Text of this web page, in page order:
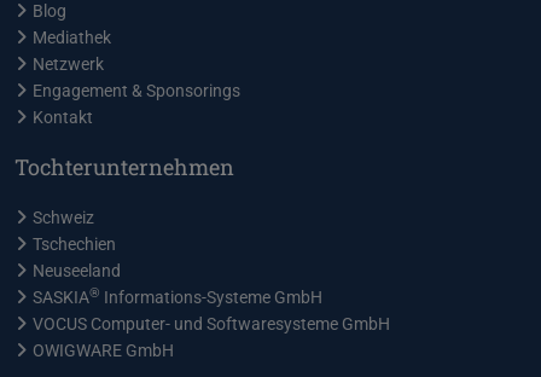
Blog
Mediathek
Netzwerk
Engagement & Sponsorings
Kontakt
Tochterunternehmen
Schweiz
Tschechien
Neuseeland
SASKIA® Informations-Systeme GmbH
VOCUS Computer- und Softwaresysteme GmbH
OWIGWARE GmbH